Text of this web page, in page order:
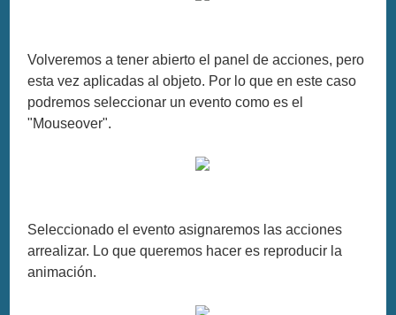
Volveremos a tener abierto el panel de acciones, pero
esta vez aplicadas al objeto. Por lo que en este caso
podremos seleccionar un evento como es el
"Mouseover".
Seleccionado el evento asignaremos las acciones
arrealizar. Lo que queremos hacer es reproducir la
animación.